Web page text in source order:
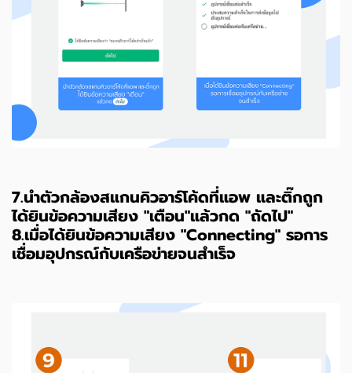
7.นำตัวกล้องสแกนคิวอาร์โค้ดที่แอพ และติ๊กถูก
ได้ยินข้อความเสียง "เตือน"แล้วกด "ถัดไป"
8.เมื่อได้ยินข้อความเสียง "Connecting" รอการ
เชื่อมอุปกรณ์กับเครือข่ายจนสำเร็จ